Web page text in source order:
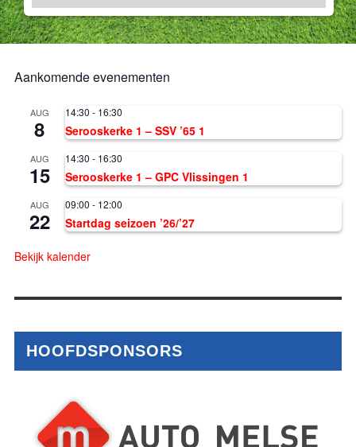
Aankomende evenementen
AUG
8
14:30 - 16:30
Serooskerke 1 – SSV ’65 1
AUG
15
14:30 - 16:30
Serooskerke 1 – GPC Vlissingen 1
AUG
22
09:00 - 12:00
Startdag seizoen ’26/’27
Bekijk kalender
HOOFDSPONSORS